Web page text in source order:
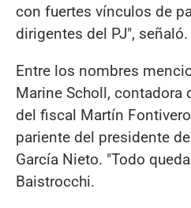
con fuertes vínculos de
dirigentes del PJ", señaló.
Entre los nombres
Marine Scholl, contadora
del fiscal Martín
pariente del presidente
García Nieto. "Todo
Baistrocchi.